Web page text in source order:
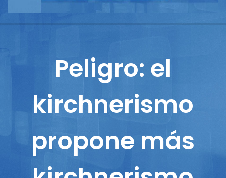
Columnistas
Peligro: el
kirchnerismo
propone más